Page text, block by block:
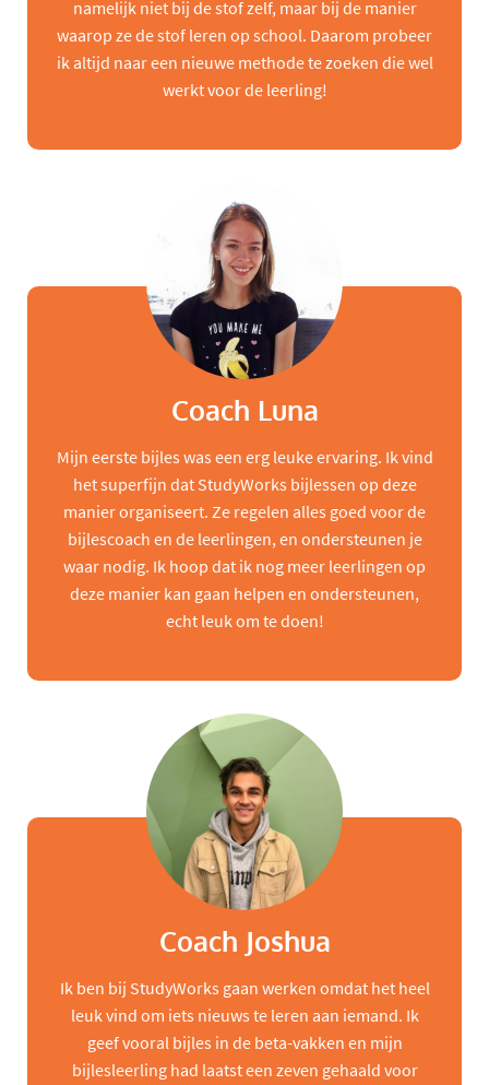
namelijk niet bij de stof zelf, maar bij de manier
waarop ze de stof leren op school. Daarom probeer
ik altijd naar een nieuwe methode te zoeken die wel
werkt voor de leerling!
Coach Luna
Mijn eerste bijles was een erg leuke ervaring. Ik vind
het superfijn dat StudyWorks bijlessen op deze
manier organiseert. Ze regelen alles goed voor de
bijlescoach en de leerlingen, en ondersteunen je
waar nodig. Ik hoop dat ik nog meer leerlingen op
deze manier kan gaan helpen en ondersteunen,
echt leuk om te doen!
Coach Joshua
Ik ben bij StudyWorks gaan werken omdat het heel
leuk vind om iets nieuws te leren aan iemand. Ik
geef vooral bijles in de beta-vakken en mijn
bijlesleerling had laatst een zeven gehaald voor